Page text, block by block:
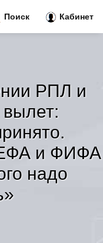
РПЛ и
и ФИФА
надо
Поиск Кабинет